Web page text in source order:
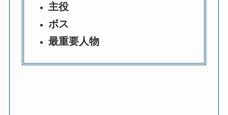
主役
ボス
最重要人物